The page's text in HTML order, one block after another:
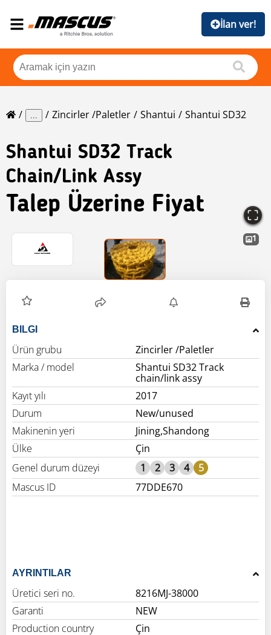
İlan ver!
... Zincirler /Paletler Shantui Shantui SD32
Shantui SD32 Track
Chain/link Assy
Talep Üzerine Fiyat
1
BILGI
Ürün grubu
Zincirler /Paletler
Marka / model
Shantui SD32 Track
chain/link assy
Kayıt yılı
2017
Durum
New/unused
Makinenin yeri
Jining,Shandong
Ülke
Çin
Genel durum düzeyi
1 2 3 4
5
Mascus ID
77DDE670
AYRINTILAR
Üretici seri no.
8216MJ-38000
Garanti
NEW
Production country
Çin